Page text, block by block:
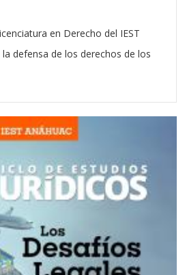
en Derecho del IEST
defensa de los derechos de los